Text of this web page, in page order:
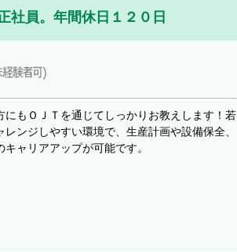
社員。年間休日１２０日
にもＯＪＴを通じてしっかりお教えします！若
レンジしやすい環境で、生産計画や設備保全、
キャリアアップが可能です。